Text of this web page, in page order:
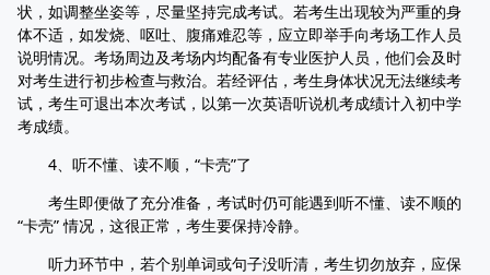
状，如调整坐姿等，尽量坚持完成考试。若考生出现较为严重的身
体不适，如发烧、呕吐、腹痛难忍等，应立即举手向考场工作人员
说明情况。考场周边及考场内均配备有专业医护人员，他们会及时
对考生进行初步检查与救治。若经评估，考生身体状况无法继续考
试，考生可退出本次考试，以第一次英语听说机考成绩计入初中学
考成绩。
4、听不懂、读不顺，“卡壳”了
考生即便做了充分准备，考试时仍可能遇到听不懂、读不顺的
“卡壳” 情况，这很正常，考生要保持冷静。
听力环节中，若个别单词或句子没听清，考生切勿放弃，应保